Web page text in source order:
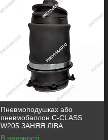
Пневмоподушках або
пневмобаллон C-CLASS
W205 ЗАНЯЯ ЛІВА
В наявності